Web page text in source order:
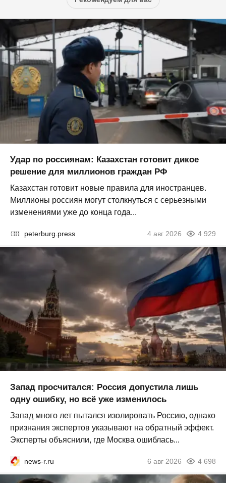
Удар по россиянам: Казахстан готовит дикое
решение для миллионов граждан РФ
Казахстан готовит новые правила для иностранцев.
Миллионы россиян могут столкнуться с серьезными
изменениями уже до конца года...
peterburg.press 4 авг 2026 4 929
Запад просчитался: Россия допустила лишь
одну ошибку, но всё уже изменилось
Запад много лет пытался изолировать Россию, однако
признания экспертов указывают на обратный эффект.
Эксперты объяснили, где Москва ошиблась...
news-r.ru 6 авг 2026 4 698